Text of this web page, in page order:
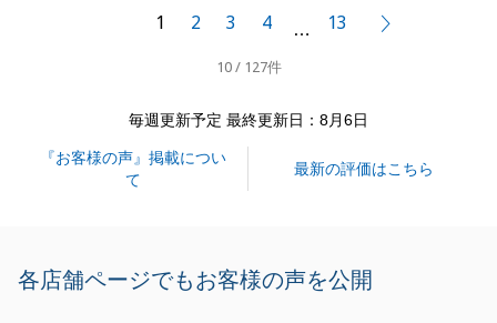
者へのお声がけしていただいたお陰で、トラブル無く
完了することができました。
た」とのお言葉をいただきましたが、私も良いお手伝
いができたと、ホッとしました。
今回もありがたいコメントをいただきましたが、こち
1 2 3 4 … 13
10 / 127件
毎週更新予定 最終更新日：8月6日
『お客様の声』掲載につい
て
最新の評価はこちら
各店舗ページでもお客様の声を公開